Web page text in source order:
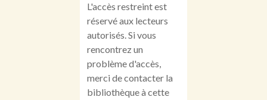
L'accès restreint est
réservé aux lecteurs
autorisés. Si vous
rencontrez un
problème d'accès,
merci de contacter la
bibliothèque à cette